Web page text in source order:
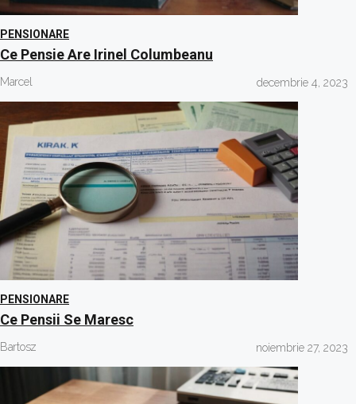
PENSIONARE
Ce Pensie Are Irinel Columbeanu
Marcel decembrie 4, 2023
PENSIONARE
Ce Pensii Se Maresc
Bartosz noiembrie 27, 2023